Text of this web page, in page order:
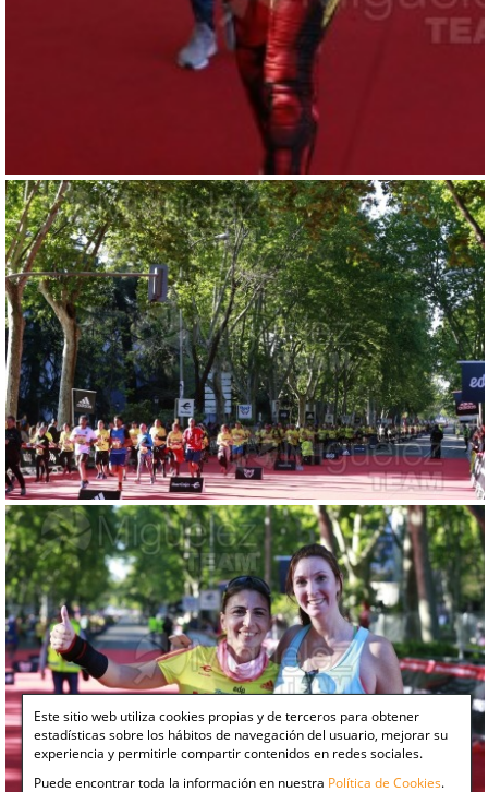
Este sitio web utiliza cookies propias y de terceros para obtener
estadísticas sobre los hábitos de navegación del usuario, mejorar su
experiencia y permitirle compartir contenidos en redes sociales.
Puede encontrar toda la información en nuestra Política de Cookies.